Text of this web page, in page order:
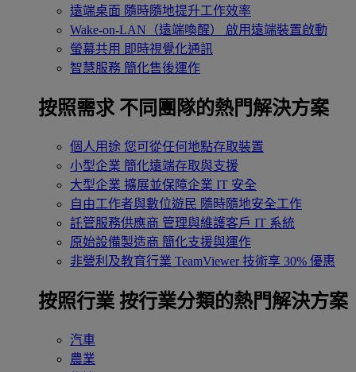
遠端桌面 隨時隨地提升工作效率
Wake-on-LAN（遠端喚醒）
啟用遠端裝置啟動
螢幕共用 即時視覺化通訊
智慧服務 簡化售後運作
按照需求 不同團隊的熱門解決方案
個人用途 您可從任何地點存取裝置
小型企業 簡化遠端存取與支援
大型企業 擴展並保障企業 IT 安全
自由工作者與數位遊民 隨時隨地安全工作
託管服務供應商 管理與維護客戶 IT 系統
原始設備製造商 簡化支援與運作
非營利及教育行業 TeamViewer 技術享 30% 優惠
按照行業 按行業分類的熱門解決方案
汽車
農業